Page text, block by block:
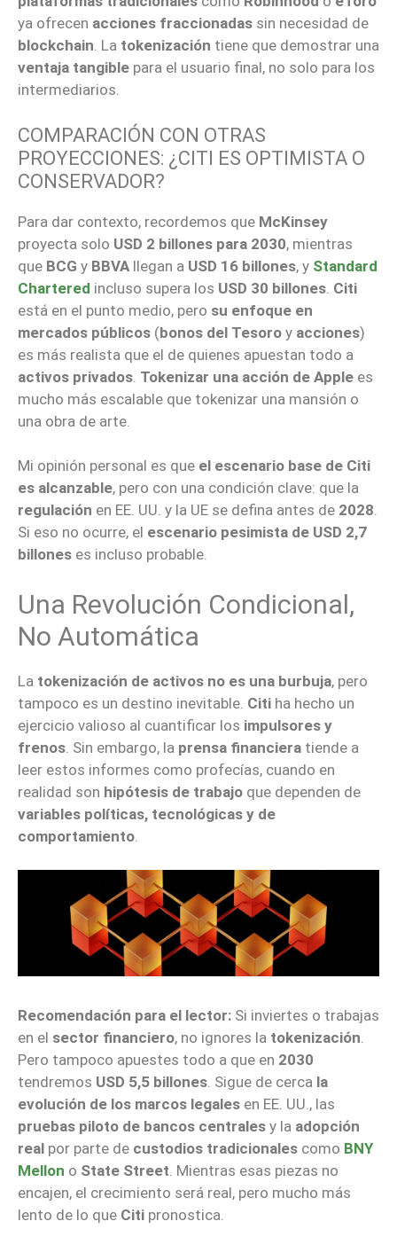
ya ofrecen acciones fraccionadas sin necesidad de
blockchain. La tokenización tiene que demostrar una
ventaja tangible para el usuario final, no solo para los
intermediarios.
COMPARACIÓN CON OTRAS
PROYECCIONES: ¿CITI ES OPTIMISTA O
CONSERVADOR?
Para dar contexto, recordemos que McKinsey
proyecta solo USD 2 billones para 2030, mientras
que BCG y BBVA llegan a USD 16 billones, y Standard
Chartered incluso supera los USD 30 billones Citi
está en el punto medio, pero su enfoque en
mercados públicos (bonos del Tesoro y acciones)
es más realista que el de quienes apuestan todo a
activos privados Tokenizar una acción de Apple es
mucho más escalable que tokenizar una mansión o
una obra de arte.
Mi opinión personal es que el escenario base de Citi
es alcanzable, pero con una condición clave: que la
regulación en EE. UU. y la UE se defina antes de 2028.
Si eso no ocurre, el escenario pesimista de USD 2,7
billones es incluso probable.
Una Revolución Condicional,
No Automática
La tokenización de activos no es una burbuja, pero
tampoco es un destino inevitable. Citi ha hecho un
ejercicio valioso al cuantificar los impulsores y
frenos . Sin embargo, la prensa financiera tiende a
leer estos informes como profecías, cuando en
realidad son hipótesis de trabajo que dependen de
variables políticas, tecnológicas y de
comportamiento
Recomendación para el lector: Si inviertes o trabajas
en el sector financiero, no ignores la tokenización.
Pero tampoco apuestes todo a que en 2030
tendremos USD 5,5 billones. Sigue de cerca la
evolución de los marcos legales en EE. UU., las
pruebas piloto de bancos centrales y la adopción
real por parte de custodios tradicionales como BNY
Mellon o State Street. Mientras esas piezas no
encajen, el crecimiento será real, pero mucho más
lento de lo que Citi pronostica.